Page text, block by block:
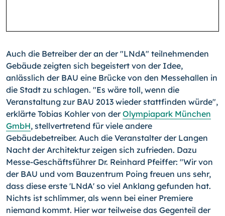
Auch die Betreiber der an der "LNdA" teilnehmenden
Gebäude zeigten sich begeistert von der Idee,
anlässlich der BAU eine Brücke von den Messehallen in
die Stadt zu schlagen. "Es wäre toll, wenn die
Veranstaltung zur BAU 2013 wieder stattfinden würde",
erklärte Tobias Kohler von derOlympiapark München
GmbH, stellvertretend für viele andere
Gebäudebetreiber. Auch die Veranstalter der Langen
Nacht der Architektur zeigen sich zufrieden. Dazu
Messe-Geschäftsführer Dr. Reinhard Pfeiffer: "Wir von
der BAU und vom Bauzentrum Poing freuen uns sehr,
dass diese erste 'LNdA' so viel Anklang gefunden hat.
Nichts ist schlimmer, als wenn bei einer Premiere
niemand kommt. Hier war teilweise das Gegenteil der